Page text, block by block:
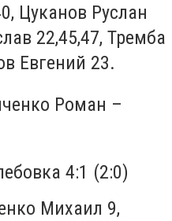
Цуканов Руслан
22,45,47, Тремба
Евгений 23.
Роман –
4:1 (2:0)
Михаил 9,